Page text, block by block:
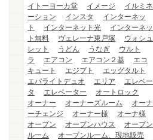
イトーヨーカ堂
イメージ
イルミネ
ーション
インスタ
インターネッ
ト
インターネット光
インターネッ
ト無料
ヴェレーナ東戸塚
ウォシュ
レット
うどん うなぎ
ウルト
ラ
エアコン エアコン２基
エコ
キュート
エジプト
エッグタルト
エバライトデュオ
エリア
エレベー
タ
エレベーター
オートロック
オーナー
オーナーズルーム
オーナ
ーチェンジ
オーナー様
オーナ様
オープン
オープンハウス
オープン
ルーム
オープンルーム、現地販売